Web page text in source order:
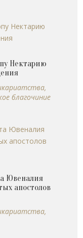
Нектарию
,
благочиние
Ювеналия
апостолов
,